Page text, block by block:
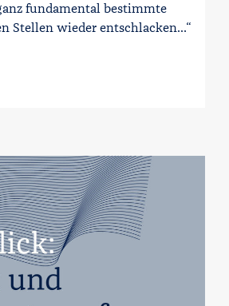
fundamental bestimmte
Stellen wieder entschlacken…“